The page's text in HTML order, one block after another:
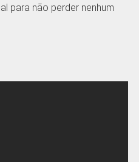
para não perder nenhum